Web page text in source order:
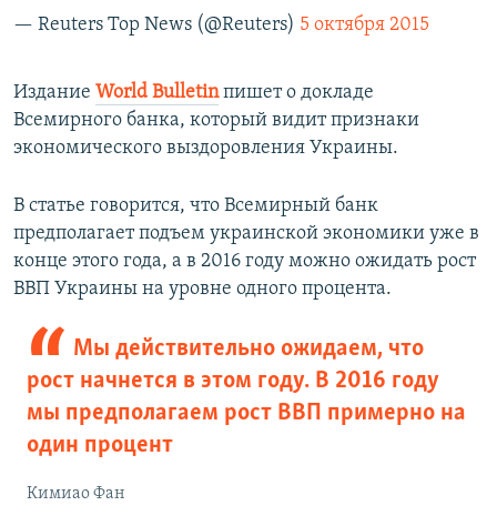
— Reuters Top News (@Reuters) 5 октября 2015
Издание World Bulletinпишет о докладе
Всемирного банка, который видит признаки
экономического выздоровления Украины.
В статье говорится, что Всемирный банк
предполагает подъем украинской экономики уже в
конце этого года, а в 2016 году можно ожидать рост
ВВП Украины на уровне одного процента.
Мы действительно ожидаем, что
рост начнется в этом году. В 2016 году
мы предполагаем рост ВВП примерно на
один процент
Кимиао Фан